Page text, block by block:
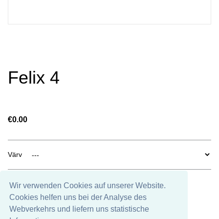
Wir verwenden Cookies auf unserer Website.
Cookies helfen uns bei der Analyse des
Webverkehrs und liefern uns statistische
Felix 4
€0.00
Värv
Nicht auf Lager